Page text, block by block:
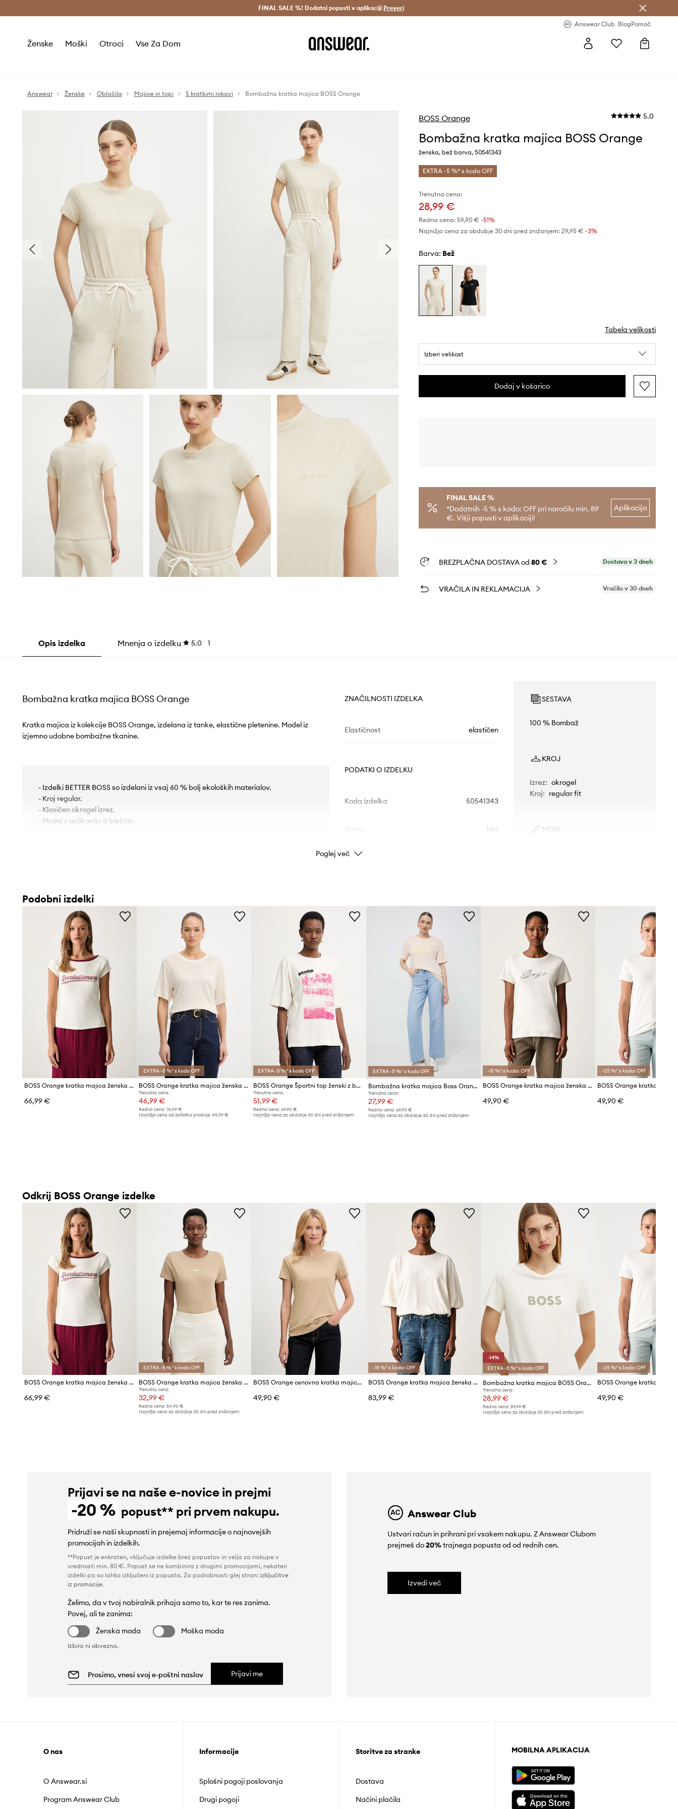
Dostava v 3 dneh > Prihrani z vpisom v Answear Club >
FINAL SALE %! Dodatni popusti v aplikaciji Preveri
Answear Club BlogPomoč
Ženske Moški Otroci Vse Za Dom
Answear Ženske Oblačila Majice in topi S kratkimi rokavi Bombažna kratka majica BOSS Orange
BOSS Orange 5.0
Bombažna kratka majica BOSS Orange
ženska, bež barva, 50541343
EXTRA -5 %* s kodo OFF
Trenutna cena:
28,99 €
Redna cena: 59,90 € -51%
Najnižja cena za obdobje 30 dni pred znižanjem: 29,95 € -3%
Barva: bež
Tabela velikosti
Izberi velikost
Dodaj v košarico
FINAL SALE %
*Dodatnih -5 % s kodo: OFF pri naročilu min. 89
€. Višji popusti v aplikaciji!
Aplikacija
BREZPLAČNA DOSTAVA od 80 € Dostava v 3 dneh
VRAČILA IN REKLAMACIJA Vračilo v 30 dneh
Opis izdelka Mnenja o izdelku 5.0 1
Bombažna kratka majica BOSS Orange
Kratka majica iz kolekcije BOSS Orange, izdelana iz tanke, elastične pletenine. Model iz
izjemno udobne bombažne tkanine.
- Izdelki BETTER BOSS so izdelani iz vsaj 60 % bolj ekoloških materialov.
- Kroj regular.
- Klasičen okrogel izrez.
- Model z aplikacijo iz bleščic.
ZNAČILNOSTI IZDELKA
Elastičnost elastičen
PODATKI O IZDELKU
Koda izdelka 50541343
bež
Znamka
ID izdelka
SESTAVA
100 % Bombaž
KROJ
Izrez: okrogel
Kroj: regular fit
MERE
Tabela velikosti
Poglej več
Podobni izdelki
BOSS Orange kratka majica ženska z bombažem C_Etine_2
66,99 €
EXTRA -5 %* s kodo OFF
BOSS Orange kratka majica ženska lanena C Emma
Trenutna cena:
46,99 €
Redna cena:76,99 €
Najnižja cena od začetka prodaje:48,99 €
EXTRA -5 %* s kodo OFF
BOSS Orange Športni top ženski z bombažem C Eregular 2
Trenutna cena:
51,99 €
Redna cena: 69,90 €
Najnižja cena za obdobje 30 dni pred znižanjem:
EXTRA -5 %* s kodo OFF
Bombažna kratka majica Boss Orange
Trenutna cena:
27,99 €
Redna cena: 69,90 €
Najnižja cena za obdobje 30 dni pred znižanjem:
-15 %* s kodo: OFF
BOSS Orange kratka majica ženska bombažna C_Elove_5
49,90 €
-25 %* s kodo: OFF
49,90 €
Odkrij BOSS Orange izdelke
BOSS Orange kratka majica ženska z bombažem C_Etine_2
66,99 €
EXTRA -5 %* s kodo OFF
BOSS Orange kratka majica ženska bombažna C Elove embro
Trenutna cena:
32,99 €
Redna cena:54,90 €
Najnižja cena za obdobje 30 dni pred znižanjem:
BOSS Orange osnovna kratka majica ženska bombažna C Esogo 1
49,90 €
-15 %* s kodo: OFF
BOSS Orange kratka majica ženska bombažna C_Elou
83,99 €
-14%
EXTRA -5 %* s kodo OFF
Bombažna kratka majica BOSS Orange C_Elogo_5
Trenutna cena:
28,99 €
Redna cena:59,99 €
Najnižja cena za obdobje 30 dni pred znižanjem:
-25 %* s kodo: OFF
49,90 €
Prijavi se na naše e-novice in prejmi
-20 % popust** pri prvem nakupu.
Pridruži se naši skupnosti in prejemaj informacije o najnovejših
promocijah in izdelkih.
**Popust je enkraten, vključuje izdelke brez popustov in velja za nakupe v
vrednosti min. 80 €. Popust se ne kombinira z drugimi promocijami, nekateri
izdelki pa so lahko izključeni iz popusta. Za podrobnosti glej stran: izključitve
iz promocije.
Želimo, da v tvoj nabiralnik prihaja samo to, kar te res zanima.
Povej, ali te zanima:
Ženska moda
Moška moda
Izbira ni obvezna.
Prijavi me
Answear Club
Ustvari račun in prihrani pri vsakem nakupu. Z Answear Clubom
prejmeš do20%trajnega popusta od od rednih cen.
Izvedi več
O nas
O Answear.si
Program Answear Club
Informacije
Splošni pogoji poslovanja
Drugi pogoji
Storitve za stranke
Dostava
Načini plačila
MOBILNA APLIKACIJA